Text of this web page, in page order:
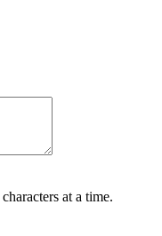
characters at a time.